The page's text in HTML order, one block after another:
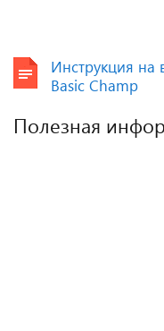
Инструкция на
Basic Champ
Полезная